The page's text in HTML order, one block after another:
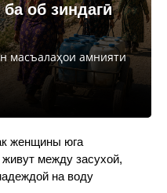
об зиндагӣ
масъалаҳои амнияти
женщины юга
между засухой,
на воду